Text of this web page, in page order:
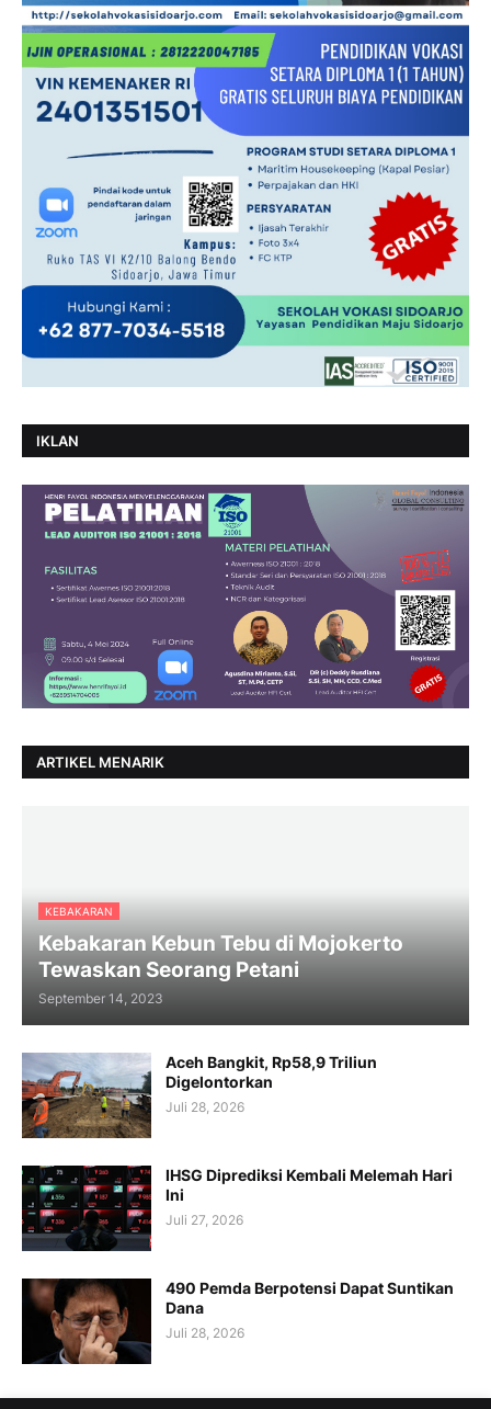
IKLAN
ARTIKEL MENARIK
KEBAKARAN
Kebakaran Kebun Tebu di Mojokerto
Tewaskan Seorang Petani
September 14, 2023
Aceh Bangkit, Rp58,9 Triliun
Digelontorkan
Juli 28, 2026
IHSG Diprediksi Kembali Melemah Hari
Ini
Juli 27, 2026
490 Pemda Berpotensi Dapat Suntikan
Dana
Juli 28, 2026